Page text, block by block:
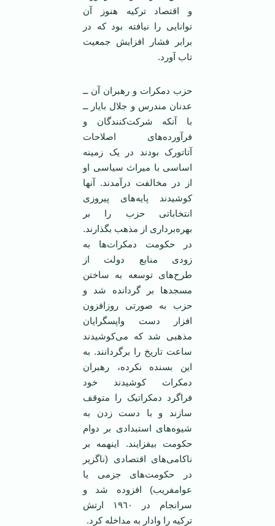
و اقتصاد ترکیه هنوز آن
توانایی را نیافته بود که در
برابر فشار افزایش جمعیت
تاب آورد.
حزب دمکرات و رهبران آن ــ
عدنان مندرس و جلال بایار ــ
با آنکه شرکت‌کنندگان و
فرآورده‌های اصلاحات
آتاتورک بودند در یک زمینه
اساسی با میراث سیاسی او
از در مخالفت درآمدند. آنها
کوشیدند پایه‌های پیروزی
انتخاباتی حزب را بر
بهره‌برداری از مذهب بگذارند.
در حکومت دمکرات‌ها به
زودی منابع دولت از
طرح‌های توسعه به ساختن
مسجدها بر گردانده شد و
حزب به صورتی روز‌افزون
افزار دست واپسگرایان
مذهبی شد که می‌کوشیدند
ساعت تاریخ را برگردانند. به
این بسنده نکرده، رهبران
دمکرات کوشیدند خود
فراگرد دمکراتیک را متوقف
سازند و با دست زدن به
شیوه‌های استبدادی بر دوام
حکومت بیفزایند. اینهمه بر
ناکامی‌های اقتصادی (ناگزیر
در حکومت‌های جزمی یا
عوامفریب) افزوده شد و
سرانجام در ١٩٦٠ ارتش
ترکیه را وادار به مداخله کرد.